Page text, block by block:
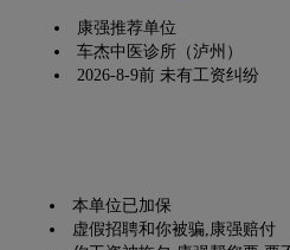
康强推荐单位
车杰中医诊所（泸州）
2026-8-9前 未有工资纠纷
本单位已加保
虚假招聘和你被骗,康强赔付